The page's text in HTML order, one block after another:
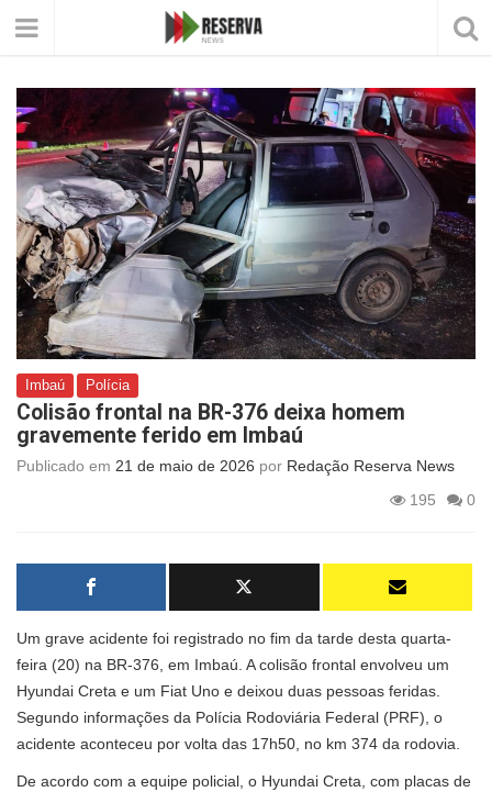
Imbaú Polícia
Colisão frontal na BR-376 deixa homem
gravemente ferido em Imbaú
Publicado em 21 de maio de 2026 por Redação Reserva News
195
0
Um grave acidente foi registrado no fim da tarde desta quarta-
feira (20) na BR-376, em Imbaú. A colisão frontal envolveu um
Hyundai Creta e um Fiat Uno e deixou duas pessoas feridas.
Segundo informações da Polícia Rodoviária Federal (PRF), o
acidente aconteceu por volta das 17h50, no km 374 da rodovia.
De acordo com a equipe policial, o Hyundai Creta, com placas de